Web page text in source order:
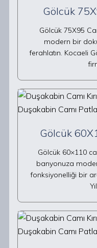
Gölcük
Gölcük 75X95
modern bir
ferahlatın. Kocaeli
Gölcük
Gölcük 60×110
banyonuza
fonksiyonelliği bir